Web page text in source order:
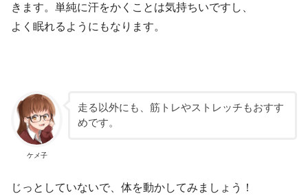
きます。単純に汗をかくことは気持ちいですし、
よく眠れるようにもなります。
ケメ子
走る以外にも、筋トレやストレッチもおすす
めです。
じっとしていないで、体を動かしてみましょう！